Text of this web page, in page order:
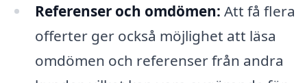
Referenser och omdömen: Att få flera
offerter ger också möjlighet att läsa
omdömen och referenser från andra